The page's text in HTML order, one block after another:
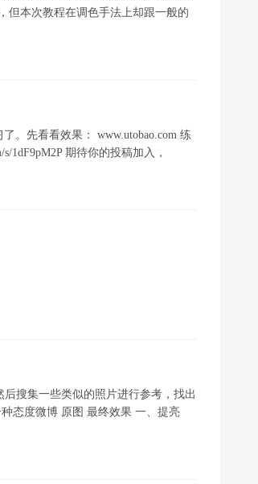
但本次教程在调色手法上却跟一般的
。先看看效果： www.utobao.com 练
1dF9pM2P 期待你的投稿加入，
搜集一些类似的照片进行参考，找出
态度微博 原图 最终效果 一、提亮